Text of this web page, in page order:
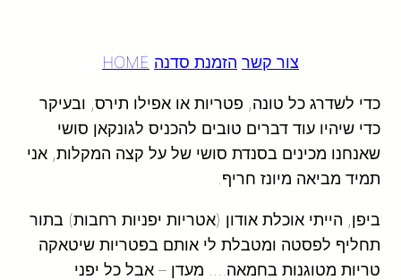
צור קשר הזמנת סדנה HOME
כדי לשדרג כל טונה, פטריות או אפילו תירס, ובעיקר
כדי שיהיו עוד דברים טובים להכניס לגונקאן סושי
שאנחנו מכינים בסנדת סושי של על קצה המקלות, אני
תמיד מביאה מיונז חריף.
ביפן, הייתי אוכלת אודון (אטריות יפניות רחבות) בתור
תחליף לפסטה ומטבלת לי אותם בפטריות שיטאקה
טריות מטוגנות בחמאה…. מעדן – אבל כל יפני